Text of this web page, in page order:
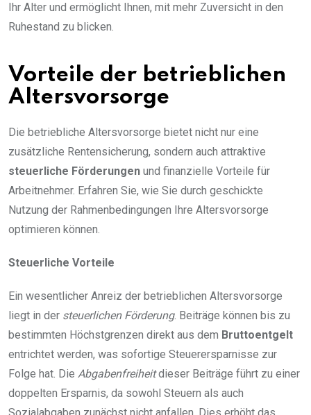
Ihr Alter und ermöglicht Ihnen, mit mehr Zuversicht in den
Ruhestand zu blicken.
Vorteile der betrieblichen
Altersvorsorge
Die betriebliche Altersvorsorge bietet nicht nur eine
zusätzliche Rentensicherung, sondern auch attraktive
steuerliche Förderungen und finanzielle Vorteile für
Arbeitnehmer. Erfahren Sie, wie Sie durch geschickte
Nutzung der Rahmenbedingungen Ihre Altersvorsorge
optimieren können.
Steuerliche Vorteile
Ein wesentlicher Anreiz der betrieblichen Altersvorsorge
liegt in der steuerlichen Förderung. Beiträge können bis zu
bestimmten Höchstgrenzen direkt aus dem Bruttoentgelt
entrichtet werden, was sofortige Steuerersparnisse zur
Folge hat. Die Abgabenfreiheitdieser Beiträge führt zu einer
doppelten Ersparnis, da sowohl Steuern als auch